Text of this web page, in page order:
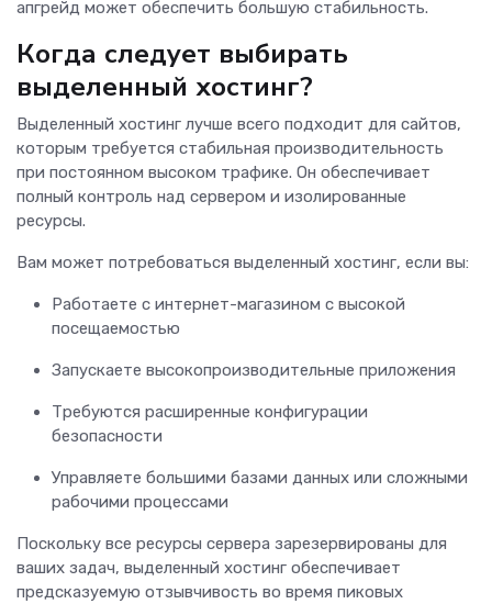
апгрейд может обеспечить большую стабильность.
Когда следует выбирать
выделенный хостинг?
Выделенный хостинг лучше всего подходит для сайтов,
которым требуется стабильная производительность
при постоянном высоком трафике. Он обеспечивает
полный контроль над сервером и изолированные
ресурсы.
Вам может потребоваться выделенный хостинг, если вы:
Работаете с интернет-магазином с высокой
посещаемостью
Запускаете высокопроизводительные приложения
Требуются расширенные конфигурации
безопасности
Управляете большими базами данных или сложными
рабочими процессами
Поскольку все ресурсы сервера зарезервированы для
ваших задач, выделенный хостинг обеспечивает
предсказуемую отзывчивость во время пиковых